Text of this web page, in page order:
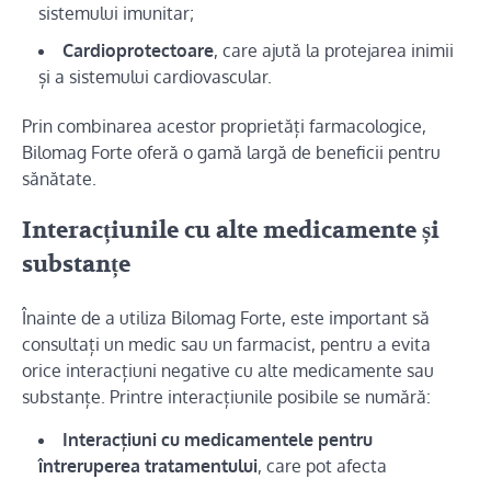
sistemului imunitar;
Cardioprotectoare, care ajută la protejarea inimii
și a sistemului cardiovascular.
Prin combinarea acestor proprietăți farmacologice,
Bilomag Forte oferă o gamă largă de beneficii pentru
sănătate.
Interacțiunile cu alte medicamente și
substanțe
Înainte de a utiliza Bilomag Forte, este important să
consultați un medic sau un farmacist, pentru a evita
orice interacțiuni negative cu alte medicamente sau
substanțe. Printre interacțiunile posibile se numără:
Interacțiuni cu medicamentele pentru
întreruperea tratamentului, care pot afecta